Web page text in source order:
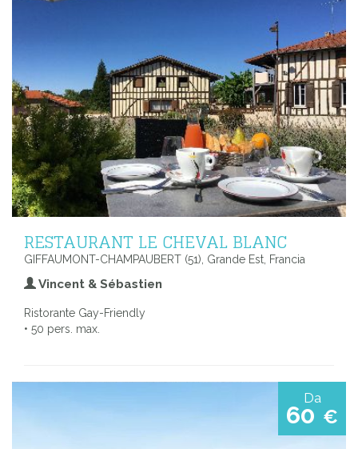
RESTAURANT LE CHEVAL BLANC
GIFFAUMONT-CHAMPAUBERT (51), Grande Est, Francia
Vincent & Sébastien
Ristorante Gay-Friendly
• 50 pers. max.
Da
60 €